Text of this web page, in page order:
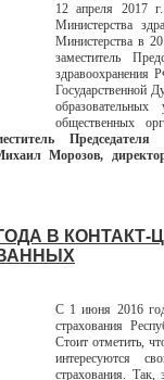
12 апреля 2017
Министерства
Министерства в
заместитель
здравоохранения
Государственной
общественных
Морозов,
В
С 1 июня 2016
страхования
Стоит отметить,
интересуются
страхования. Так,